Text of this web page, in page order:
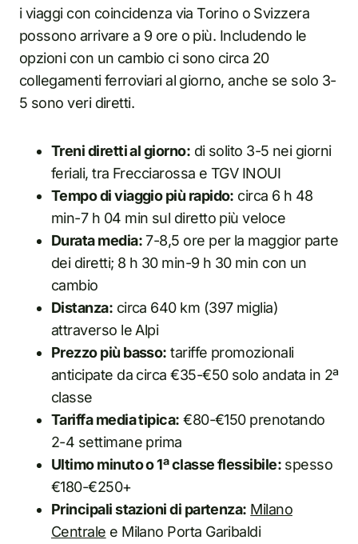
i viaggi con coincidenza via Torino o Svizzera
possono arrivare a 9 ore o più. Includendo le
opzioni con un cambio ci sono circa 20
collegamenti ferroviari al giorno, anche se solo 3-
5 sono veri diretti.
Treni diretti al giorno: di solito 3-5 nei giorni
feriali, tra Frecciarossa e TGV INOUI
Tempo di viaggio più rapido: circa 6 h 48
min-7 h 04 min sul diretto più veloce
Durata media:7-8,5 ore per la maggior parte
dei diretti; 8 h 30 min-9 h 30 min con un
cambio
Distanza: circa 640 km (397 miglia)
attraverso le Alpi
Prezzo più basso: tariffe promozionali
anticipate da circa €35-€50 solo andata in 2ª
classe
Tariffa media tipica: €80-€150 prenotando
2-4 settimane prima
Ultimo minuto o 1ª classe flessibile: spesso
€180-€250+
Principali stazioni di partenza: Milano
Centrale e Milano Porta Garibaldi